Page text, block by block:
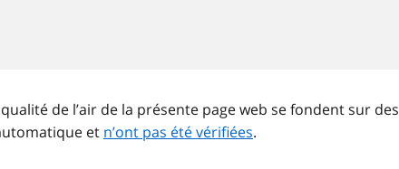
de l’air de la présente page web se fondent sur des
et n’ont pas été vérifiées.